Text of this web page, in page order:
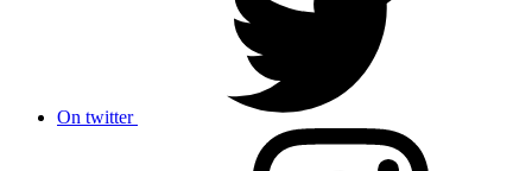
On twitter